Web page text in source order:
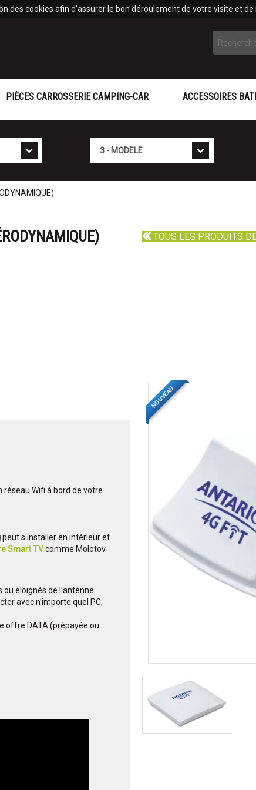
des cookies afin d'assurer le bon déroulement de votre visite et
PIÈCES CARROSSERIE CAMPING-CAR ACCESSOIRES
TOUS LES PRODUITS
réseau Wifi à bord de votre
peut s'installer en intérieur et
Smart TVcomme Molotov
éloignés de l’antenne
avec n’importe quel PC,
offre DATA (prépayée ou
NOUVEAU